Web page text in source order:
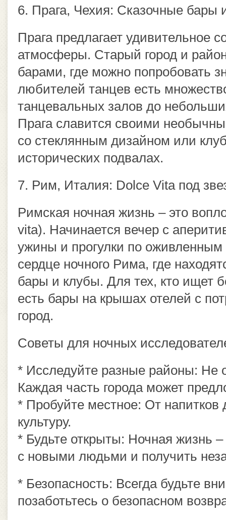
6. Прага, Чехия: Сказочные бары
Прага предлагает удивительное
атмосферы. Старый город и
барами, где можно попробовать
любителей танцев есть
танцевальных залов до
Прага славится своими
со стеклянным дизайном или
исторических подвалах.
7. Рим, Италия: Dolce Vita под
Римская ночная жизнь – это
vita). Начинается вечер с
ужины и прогулки по
сердце ночного Рима, где
бары и клубы. Для тех, кто ищет
есть бары на крышах отелей с
город.
Советы для ночных
* Исследуйте разные районы: Не
Каждая часть города может
* Пробуйте местное: От напитков
культуру.
* Будьте открыты: Ночная жизнь
с новыми людьми и получить
* Безопасность: Всегда будьте
позаботьтесь о безопасном